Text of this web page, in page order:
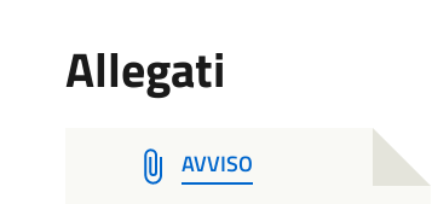
Allegati
AVVISO